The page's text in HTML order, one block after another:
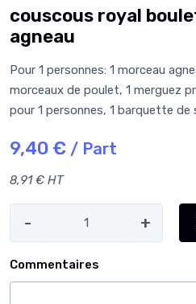
couscous royal
agneau
Pour 1 personnes: 1 morceau
morceaux de poulet, 1 merguez
pour 1 personnes, 1 barquette de
9,40 € / Part
8,91 € HT
- +
Commentaires